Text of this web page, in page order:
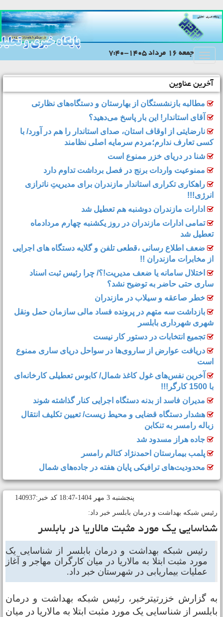
Toggle
جمعه 16 مرداد 1405-7:40
آخرین عناوین
مطالبه بازنشستگان از بهارستان و دستگاه‌های نظارتی
آقای استاندار! این بار پاسخ می‌دهید؟
نارضایتی از اوقاف استان، صدای استاندار را هم در آورد/ با
کسی تعارف ندارم؛مردم سرمایه اصلی نظامند
شنا در دریای خزر ممنوع است
ممنوعیت واردات برنج در فصل برداشت تداوم دارد
راهکاری تکراری استاندار مازندران برای مدیریتِ ناترازی
انرژی!!!
ادارات مازندران دوشنبه هم تعطیل شد
تمامی ادارات مازندران در روز یکشنبه چهارم مردادماه
تعطیل شد
ضعف اطلاع رسانی ،قطعی تلفن و گلایه دستگاه های اجرایی
از مخابرات مازندران !!
اختلال سامانه یا ضعف مدیریت!؟/ چرا رئیس ثبت اسناد
ساری حتی حاضر به توضیح نشد؟
خطر صاعقه و سیلاب در مازندران
بازداشت سه متهم در پرونده فساد مالی سازمان حمل‌ ونقل
شهری شهرداری بابلسر
تجمیع انتخابات در دستور کار نیست
دریافت عوارض از ساروی‌ها در سواحل دریای ساری ممنوع
است
آخرین نفس‌های غول کاغذ شمال‌/ ‌کابوس تعطیلی کارخانه‌ای
مدیران فاسد از بدنه دستگاه اجرایی کنار گذاشته شوند
هشدار دستگاه قضایی و محیط زیست/ تعیین تکلیف انتقال
زباله رامسر به تنکابن
جاده هراز مسدود شد
پلمب بیمارستان احمدنژاد کتالم رامسر
محدودیت‌های ترافیکی پایان هفته در جاده‌های شمال
پنجشنبه 3 مهر 1404-18:47 کد خبر:140937
شبکه بهداشت و درمان بابلسر خبر داد:
یک مورد مثبت مالاریا در بابلسر
رئیس شبکه بهداشت و درمان بابلسر از شناسایی یک
مورد مثبت ابتلا به مالاریا در میان کارگران مهاجر و آغاز
عملیات بیماریابی در شهرستان خبر داد.
گزارش خزرتیترخبر، رئیس شبکه بهداشت و درمان
از شناسایی یک مورد مثبت ابتلا به مالاریا در میان